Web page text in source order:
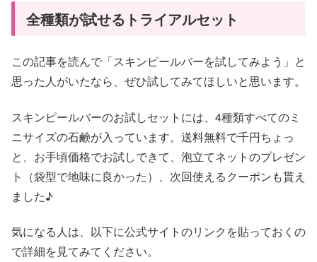
全種類が試せるトライアルセット
この記事を読んで「スキンピールバーを試してみよう」と
思った人がいたなら、ぜひ試してみてほしいと思います。
スキンピールバーのお試しセットには、4種類すべてのミ
ニサイズの石鹸が入っています。送料無料で千円ちょっ
と、お手頃価格でお試しできて、泡立てネットのプレゼン
ト（袋型で地味に良かった）、次回使えるクーポンも貰え
ました♪
気になる人は、以下に公式サイトのリンクを貼っておくの
で詳細を見てみてください。